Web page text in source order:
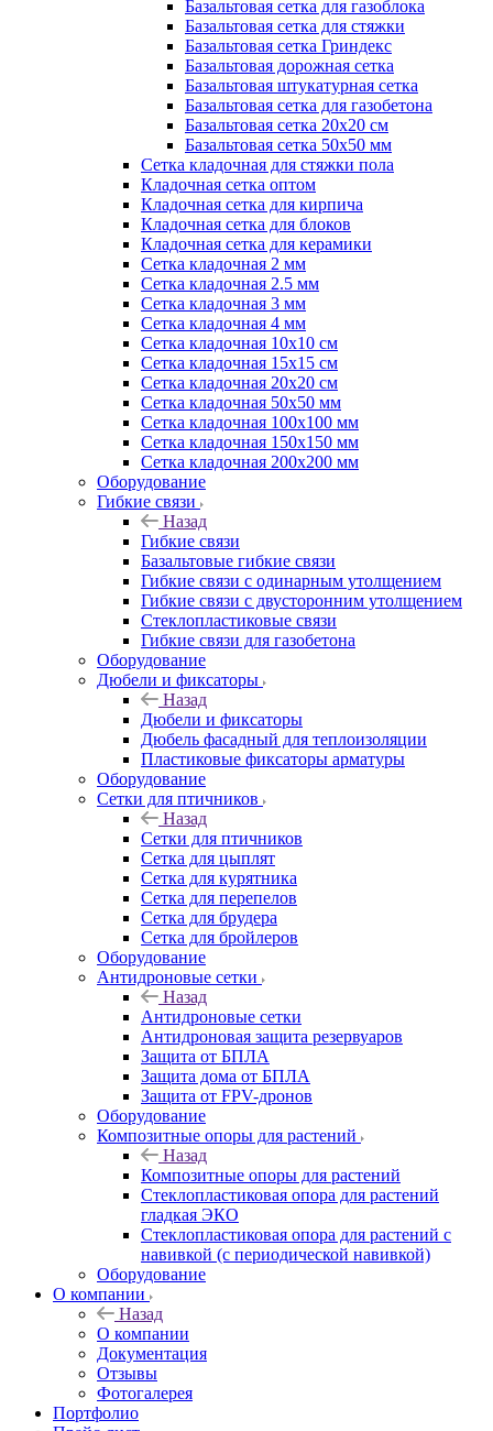
Базальтовая сетка для газоблока
Базальтовая сетка для стяжки
Базальтовая сетка Гриндекс
Базальтовая дорожная сетка
Базальтовая штукатурная сетка
Базальтовая сетка для газобетона
Базальтовая сетка 20x20 см
Базальтовая сетка 50x50 мм
Сетка кладочная для стяжки пола
Кладочная сетка оптом
Кладочная сетка для кирпича
Кладочная сетка для блоков
Кладочная сетка для керамики
Сетка кладочная 2 мм
Сетка кладочная 2.5 мм
Сетка кладочная 3 мм
Сетка кладочная 4 мм
Сетка кладочная 10x10 см
Сетка кладочная 15x15 см
Сетка кладочная 20x20 см
Сетка кладочная 50x50 мм
Сетка кладочная 100x100 мм
Сетка кладочная 150x150 мм
Сетка кладочная 200x200 мм
Оборудование
Гибкие связи
Назад
Гибкие связи
Базальтовые гибкие связи
Гибкие связи с одинарным утолщением
Гибкие связи с двусторонним утолщением
Стеклопластиковые связи
Гибкие связи для газобетона
Оборудование
Дюбели и фиксаторы
Назад
Дюбели и фиксаторы
Дюбель фасадный для теплоизоляции
Пластиковые фиксаторы арматуры
Оборудование
Сетки для птичников
Назад
Сетки для птичников
Сетка для цыплят
Сетка для курятника
Сетка для перепелов
Сетка для брудера
Сетка для бройлеров
Оборудование
Антидроновые сетки
Назад
Антидроновые сетки
Антидроновая защита резервуаров
Защита от БПЛА
Защита дома от БПЛА
Защита от FPV-дронов
Оборудование
Композитные опоры для растений
Назад
Композитные опоры для растений
Стеклопластиковая опора для растений
гладкая ЭКО
Стеклопластиковая опора для растений с
навивкой (с периодической навивкой)
Оборудование
О компании
Назад
О компании
Документация
Отзывы
Фотогалерея
Портфолио